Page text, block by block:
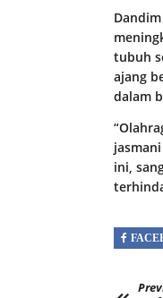
tubuh
ajang
dalam
ini,